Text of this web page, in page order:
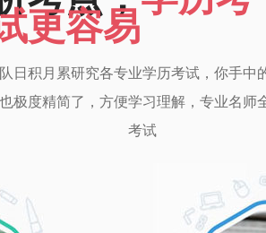
更容易
日积月累研究各专业学历考试，你手中
极度精简了，方便学习理解，专业名师
考试